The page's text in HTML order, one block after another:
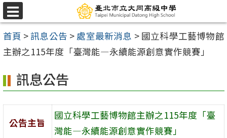
跳
至
主
要
容
區
選
單
首頁 >訊息公告 > 處室最新消息 > 國立科學工藝博物館
主辦之115年度「臺灣能―永續能源創意實作競賽」
訊息公告
公告主旨
國立科學工藝博物館主辦之115年度「臺
灣能―永續能源創意實作競賽」